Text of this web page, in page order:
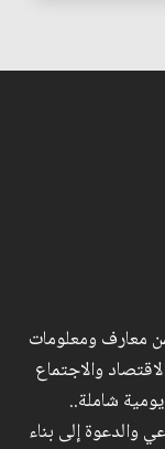
معارف ومعلومات
والاجتماع
شاملة..
والدعوة إلى بناء